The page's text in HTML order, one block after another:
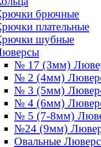
брючные
плательные
шубные
№ 17 (3мм)
№ 2 (4мм)
№ 3 (5мм)
№ 4 (6мм)
№ 5 (7-8мм)
№24 (9мм)
Овальные